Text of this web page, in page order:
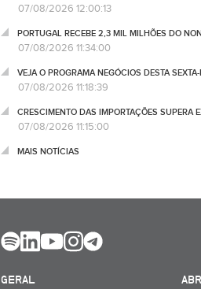
07/08/2026 12:00:13
PORTUGAL RECEBE 2,3 MIL MILHÕES DO
07/08/2026 11:34:00
VEJA O PROGRAMA NEGÓCIOS DESTA
07/08/2026 11:18:39
CRESCIMENTO DAS IMPORTAÇÕES SUPERA
07/08/2026 11:15:00
MAIS NOTÍCIAS
GERAL